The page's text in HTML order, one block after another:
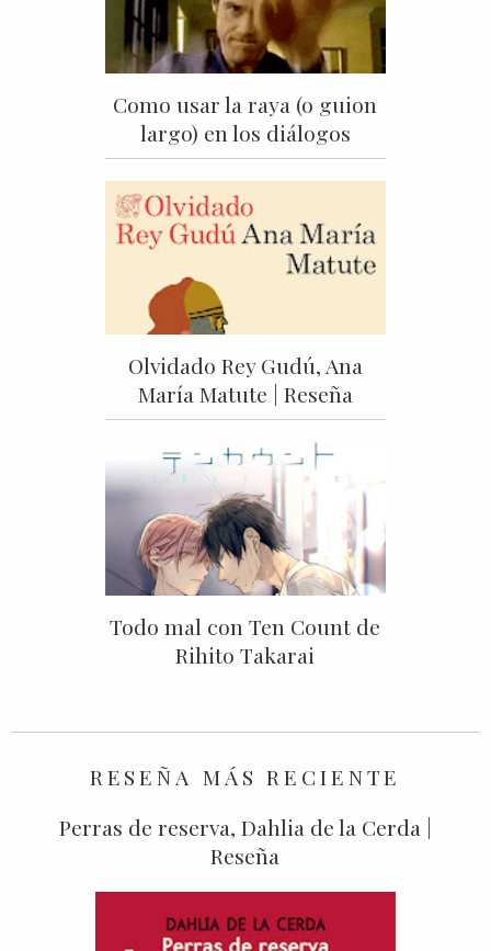
Como usar la raya (o guion
largo) en los diálogos
Olvidado Rey Gudú, Ana
María Matute | Reseña
Todo mal con Ten Count de
Rihito Takarai
RESEÑA MÁS RECIENTE
Perras de reserva, Dahlia de la Cerda |
Reseña